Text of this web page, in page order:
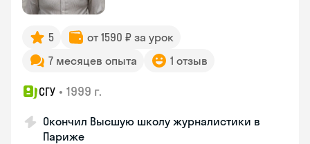
5
от 1590 ₽ за урок
7 месяцев опыта
1 отзыв
СГУ • 1999 г.
Окончил Высшую школу журналистики в
Париже